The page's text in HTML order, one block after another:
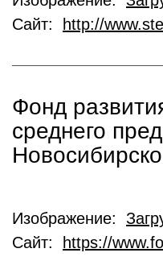
Сайт:
http://
Фонд
среднего
Изображение:
Сайт:
https://